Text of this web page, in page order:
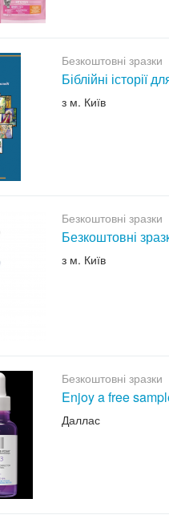
Безкоштовні зразки
Біблійні історії
з м. Київ
Безкоштовні зразки
Безкоштовні
з м. Київ
Безкоштовні зразки
Enjoy a free
Даллас